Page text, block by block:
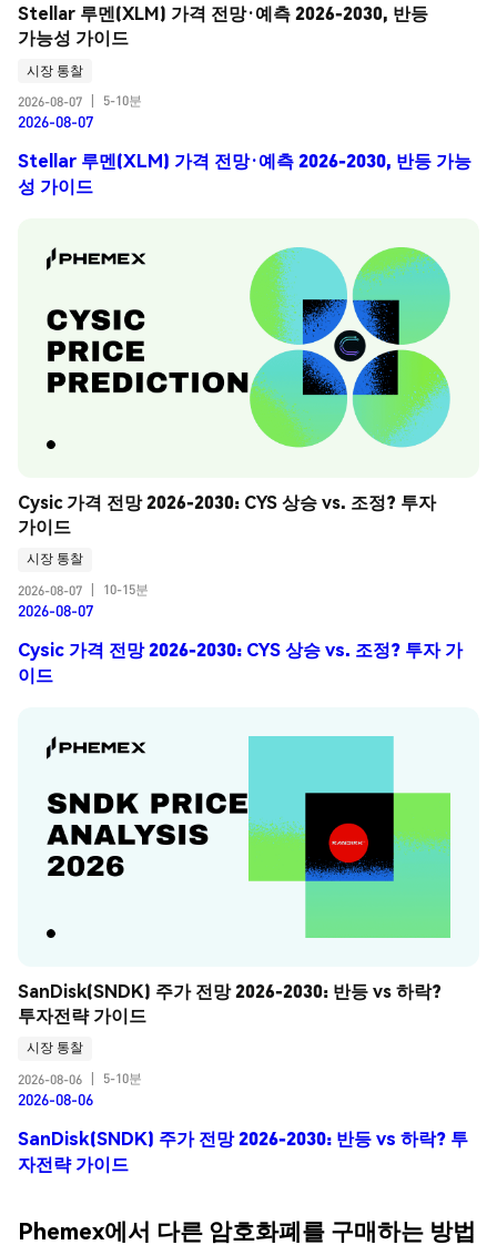
Stellar 루멘(XLM) 가격 전망·예측 2026-2030, 반등
가능성 가이드
시장 통찰
2026-08-07
5-10분
2026-08-07
Stellar 루멘(XLM) 가격 전망·예측 2026-2030, 반등 가능
성 가이드
Cysic 가격 전망 2026-2030: CYS 상승 vs. 조정? 투자
가이드
시장 통찰
2026-08-07
10-15분
2026-08-07
Cysic 가격 전망 2026-2030: CYS 상승 vs. 조정? 투자 가
이드
SanDisk(SNDK) 주가 전망 2026-2030: 반등 vs 하락?
투자전략 가이드
시장 통찰
2026-08-06
5-10분
2026-08-06
SanDisk(SNDK) 주가 전망 2026-2030: 반등 vs 하락? 투
자전략 가이드
Phemex에서 다른 암호화폐를 구매하는 방법